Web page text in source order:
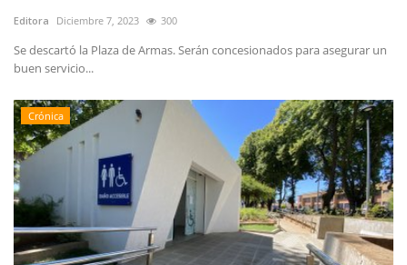
Editora Diciembre 7, 2023 300
Se descartó la Plaza de Armas. Serán concesionados para asegurar un
buen servicio...
Crónica